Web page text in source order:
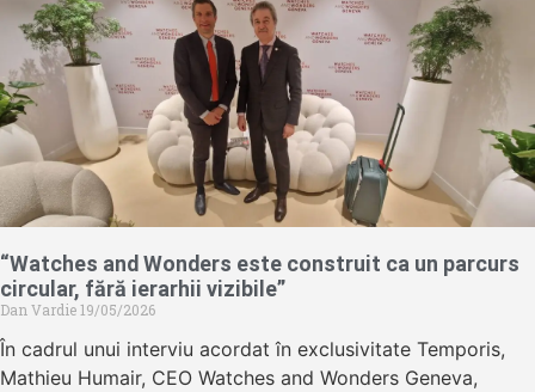
“Watches and Wonders este construit ca un parcurs
circular, fără ierarhii vizibile”
Dan Vardie19/05/2026
În cadrul unui interviu acordat în exclusivitate Temporis,
Mathieu Humair, CEO Watches and Wonders Geneva,